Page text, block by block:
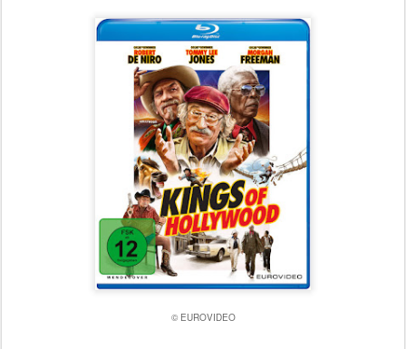
© EUROVIDEO